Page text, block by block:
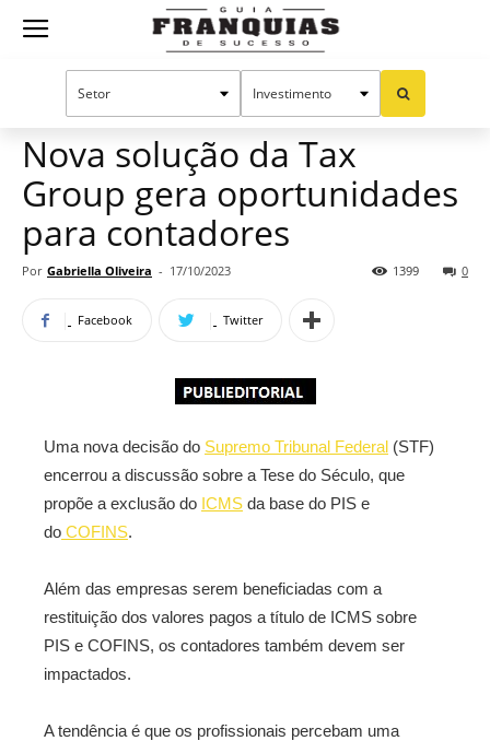
Guia
Mercado de franquias Publieditorial
Nova solução da Tax
Group gera oportunidades
para contadores
Por Gabriella Oliveira - 17/10/2023 0
1399
Facebook Twitter
Uma nova decisão do Supremo Tribunal Federal (STF)
encerrou a discussão sobre a Tese do Século, que
propõe a exclusão do ICMS da base do PIS e
do COFINS.
Além das empresas serem beneficiadas com a
restituição dos valores pagos a título de ICMS sobre
PIS e COFINS, os contadores também devem ser
impactados.
A tendência é que os profissionais percebam uma